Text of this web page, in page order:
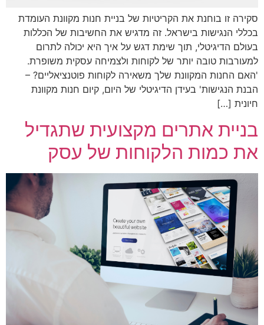
סקירה זו בוחנת את הקריטיות של בניית חנות מקוונת העומדת
בכללי הנגישות בישראל. זה מדגיש את החשיבות של הכללות
בעולם הדיגיטלי, תוך שימת דגש על איך היא יכולה לתרום
למעורבות טובה יותר של לקוחות ולצמיחה עסקית משופרת.
'האם החנות המקוונת שלך משאירה לקוחות פוטנציאליים? –
הבנת הנגישות' בעידן הדיגיטלי של היום, קיום חנות מקוונת
חיונית […]
בניית אתרים מקצועית שתגדיל
את כמות הלקוחות של עסק